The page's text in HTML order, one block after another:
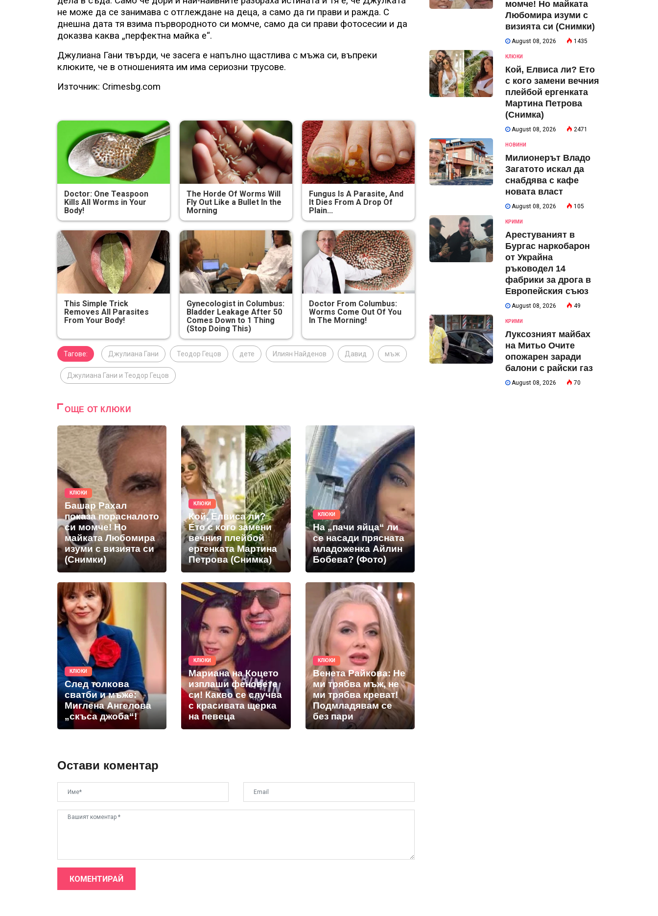
не може да се занимава с отглеждане на деца, а само да ги прави и ражда. С
днешна дата тя взима първородното си момче, само да си прави фотосесии и да
доказва каква „перфектна майка е“.
Джулиана Гани твърди, че засега е напълно щастлива с мъжа си, въпреки
клюките, че в отношенията им има сериозни трусове.
Източник: Crimesbg.com
Doctor: One Teaspoon
Kills All Worms in Your
Body!
The Horde Of Worms Will
Fly Out Like a Bullet In the
Morning
Fungus Is A Parasite, And
It Dies From A Drop Of
Plain...
This Simple Trick
Removes All Parasites
From Your Body!
Gynecologist in Columbus:
Bladder Leakage After 50
Comes Down to 1 Thing
(Stop Doing This)
Doctor From Columbus:
Worms Come Out Of You
In The Morning!
Тагове: Джулиана Гани Теодор Гецов дете Илиян Найденов Давид мъж
Джулиана Гани и Теодор Гецов
ОЩЕ ОТ КЛЮКИ
КЛЮКИ
Башар Рахал
показа порасналото
си момче! Но
майката Любомира
изуми с визията си
(Снимки)
КЛЮКИ
Кой, Елвиса ли?
Ето с кого замени
вечния плейбой
ергенката Мартина
Петрова (Снимка)
КЛЮКИ
На „пачи яйца“ ли
се насади прясната
младоженка Айлин
Бобева? (Фото)
КЛЮКИ
След толкова
сватби и мъже:
Миглена Ангелова
„скъса джоба“!
КЛЮКИ
Мариана на Коцето
изплаши феновете
си! Какво се случва
с красивата щерка
на певеца
КЛЮКИ
Венета Райкова: Не
ми трябва мъж, не
ми трябва креват!
Подмладявам се
без пари
Остави коментар
КОМЕНТИРАЙ
момче! Но майката
Любомира изуми с
визията си (Снимки)
August 08, 2026 1435
КЛЮКИ
Кой, Елвиса ли? Ето
с кого замени вечния
плейбой ергенката
Мартина Петрова
(Снимка)
August 08, 2026 2471
НОВИНИ
Милионерът Владо
Загатото искал да
снабдява с кафе
новата власт
August 08, 2026 105
КРИМИ
Арестуваният в
Бургас наркобарон
от Украйна
ръководел 14
фабрики за дрога в
Европейския съюз
August 08, 2026 49
КРИМИ
Луксозният майбах
на Митьо Очите
опожарен заради
балони с райски газ
August 08, 2026 70